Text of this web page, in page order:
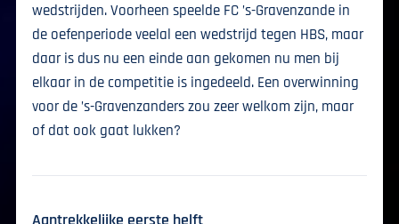
wedstrijden. Voorheen speelde FC ’s-Gravenzande in
de oefenperiode veelal een wedstrijd tegen HBS, maar
daar is dus nu een einde aan gekomen nu men bij
elkaar in de competitie is ingedeeld. Een overwinning
voor de ’s-Gravenzanders zou zeer welkom zijn, maar
of dat ook gaat lukken?
Aantrekkelijke eerste helft